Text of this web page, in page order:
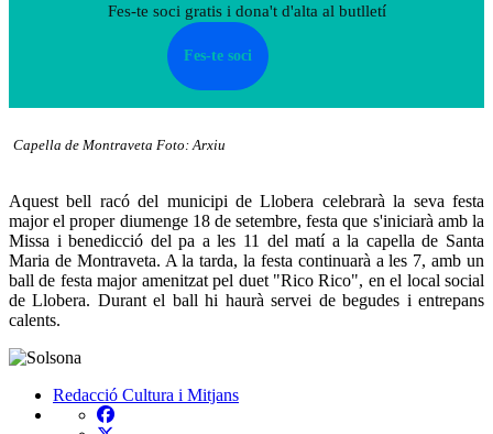
Fes-te soci gratis i dona't d'alta al butlletí
Fes-te soci
Capella de Montraveta Foto: Arxiu
Aquest bell racó del municipi de Llobera celebrarà la seva festa
major el proper diumenge 18 de setembre, festa que s'iniciarà amb la
Missa i benedicció del pa a les 11 del matí a la capella de Santa
Maria de Montraveta. A la tarda, la festa continuarà a les 7, amb un
ball de festa major amenitzat pel duet "Rico Rico", en el local social
de Llobera. Durant el ball hi haurà servei de begudes i entrepans
calents.
Redacció Cultura i Mitjans